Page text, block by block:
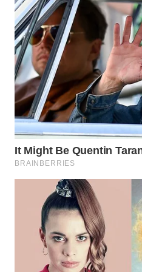
WN
INDRAMAYU
WN
KUNINGAN
WN
MAJALENGKA
WN
SUBANG
SUKABUMI
WN
PURWAKARTA